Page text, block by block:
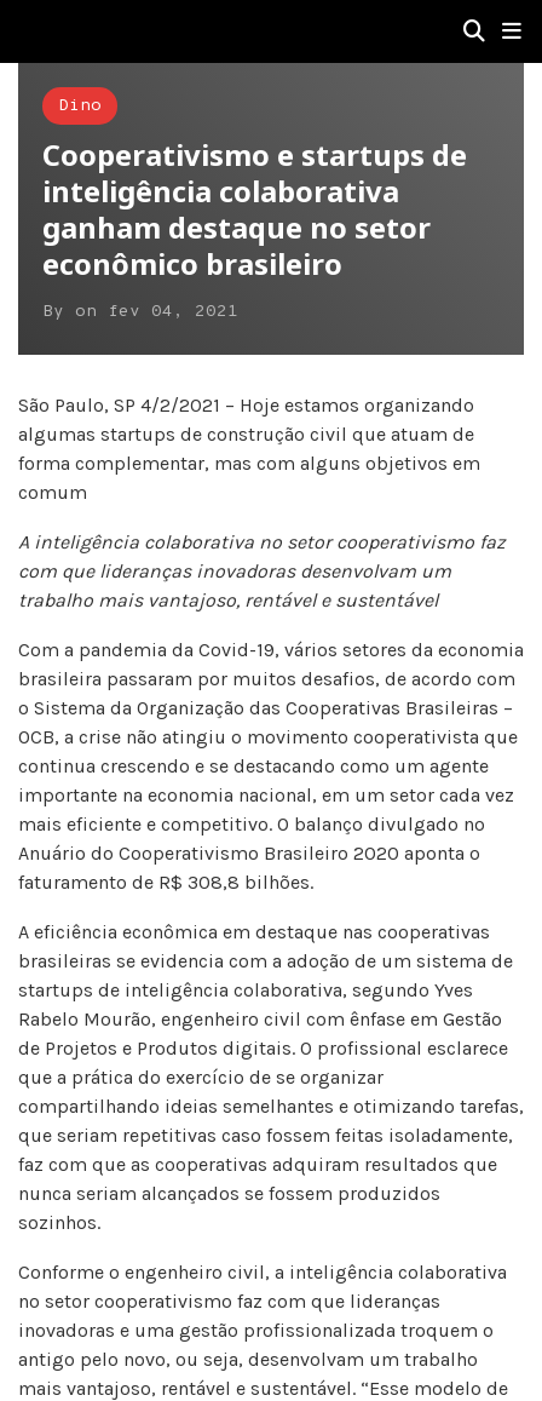
Dino
Cooperativismo e startups de
inteligência colaborativa
ganham destaque no setor
econômico brasileiro
By on fev 04, 2021
São Paulo, SP 4/2/2021 – Hoje estamos organizando
algumas startups de construção civil que atuam de
forma complementar, mas com alguns objetivos em
comum
A inteligência colaborativa no setor cooperativismo faz
com que lideranças inovadoras desenvolvam um
trabalho mais vantajoso, rentável e sustentável
Com a pandemia da Covid-19, vários setores da economia
brasileira passaram por muitos desafios, de acordo com
o Sistema da Organização das Cooperativas Brasileiras –
OCB, a crise não atingiu o movimento cooperativista que
continua crescendo e se destacando como um agente
importante na economia nacional, em um setor cada vez
mais eficiente e competitivo. O balanço divulgado no
Anuário do Cooperativismo Brasileiro 2020 aponta o
faturamento de R$ 308,8 bilhões.
A eficiência econômica em destaque nas cooperativas
brasileiras se evidencia com a adoção de um sistema de
startups de inteligência colaborativa, segundo Yves
Rabelo Mourão, engenheiro civil com ênfase em Gestão
de Projetos e Produtos digitais. O profissional esclarece
que a prática do exercício de se organizar
compartilhando ideias semelhantes e otimizando tarefas,
que seriam repetitivas caso fossem feitas isoladamente,
faz com que as cooperativas adquiram resultados que
nunca seriam alcançados se fossem produzidos
sozinhos.
Conforme o engenheiro civil, a inteligência colaborativa
no setor cooperativismo faz com que lideranças
inovadoras e uma gestão profissionalizada troquem o
antigo pelo novo, ou seja, desenvolvam um trabalho
mais vantajoso, rentável e sustentável. “Esse modelo de